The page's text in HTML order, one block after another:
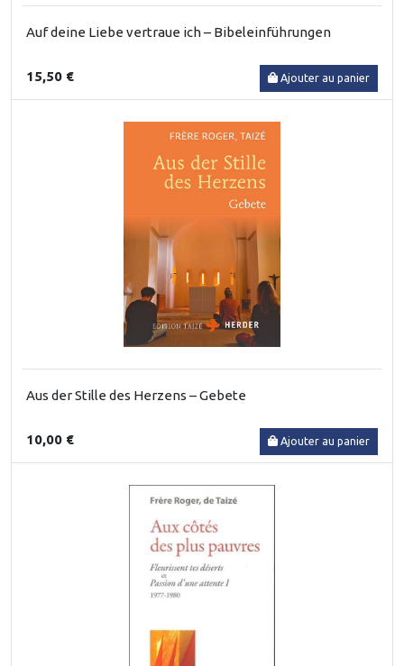
Auf deine Liebe vertraue ich – Bibeleinführungen
15,50 € Ajouter au panier
Aus der Stille des Herzens – Gebete
10,00 € Ajouter au panier